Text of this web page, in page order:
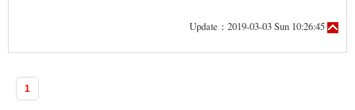
Update：2019-03-03 Sun 10:26:45
1